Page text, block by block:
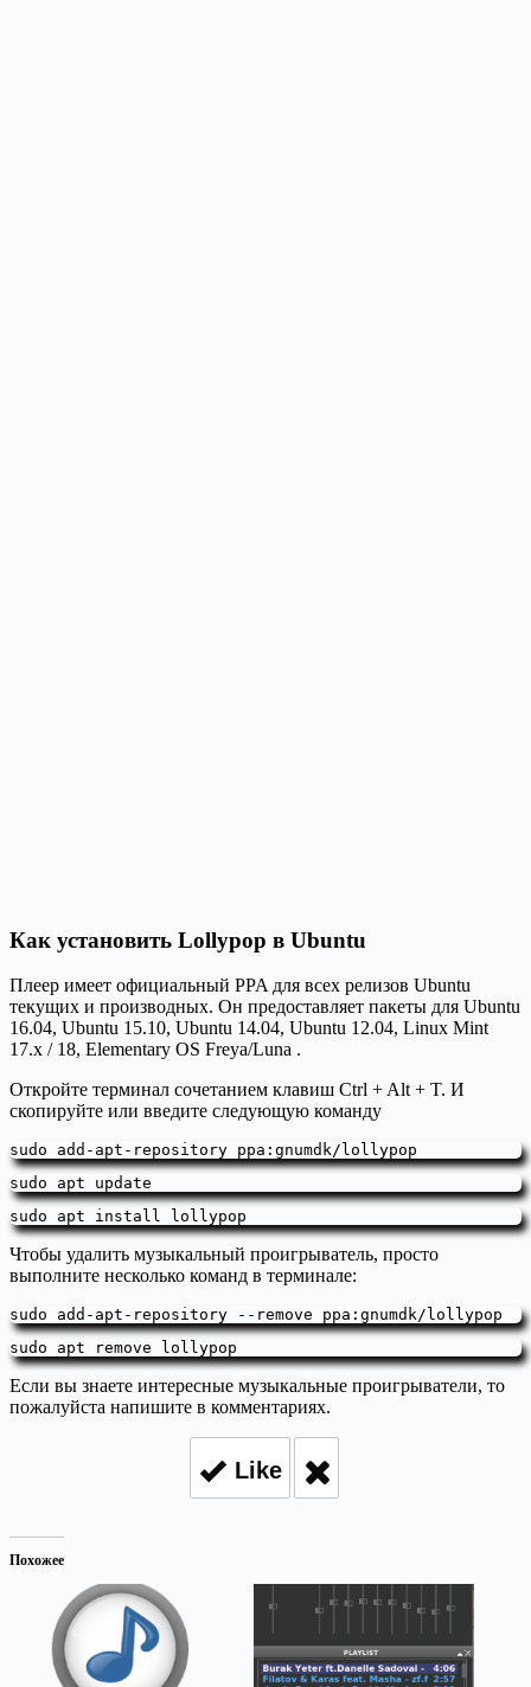
Как установить Lollypop в Ubuntu
Плеер имеет официальный PPA для всех релизов Ubuntu
текущих и производных. Он предоставляет пакеты для Ubuntu
16.04, Ubuntu 15.10, Ubuntu 14.04, Ubuntu 12.04, Linux Mint
17.x / 18, Elementary OS Freya/Luna .
Откройте терминал сочетанием клавиш Ctrl + Alt + T. И
скопируйте или введите следующую команду
sudo add-apt-repository ppa:gnumdk/lollypop
sudo apt update
sudo apt install lollypop
Чтобы удалить музыкальный проигрыватель, просто
выполните несколько команд в терминале:
sudo add-apt-repository --remove ppa:gnumdk/lollypop
sudo apt remove lollypop
Если вы знаете интересные музыкальные проигрыватели, то
пожалуйста напишите в комментариях.
Like
Похожее